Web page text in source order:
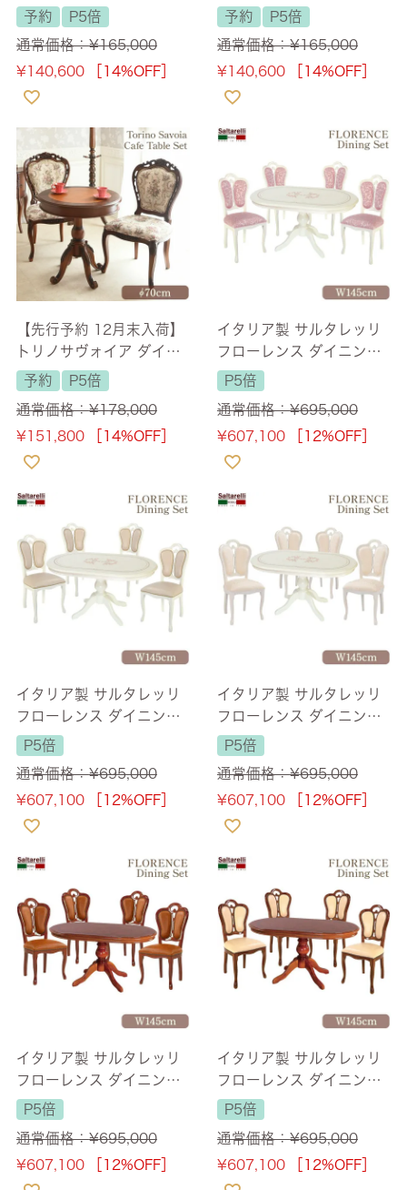
ングセット3P 2人掛け ベ
ージュチェア 幅70cm
【送料無料/設置サービス
付】
予約
P5倍
通常価格：¥165,000
¥140,600 ［14%OFF］
ングセット3P 2人掛け ス
トライプチェア 幅70cm
【送料無料/設置サービス
付】
予約
P5倍
通常価格：¥165,000
¥140,600 ［14%OFF］
【先行予約 12月末入荷】
トリノサヴォイア ダイニ
ングセット3P 2人掛け ゴ
ブランチェア 幅70cm
【送料無料/設置サービス
付】
予約
P5倍
通常価格：¥178,000
¥151,800 ［14%OFF］
イタリア製 サルタレッリ
フローレンス ダイニング
セット5P 4人掛け パール
ホワイト 幅145cm 【送料
無料/設置サービス付】
P5倍
通常価格：¥695,000
¥607,100 ［12%OFF］
イタリア製 サルタレッリ
フローレンス ダイニング
セット5P 4人掛け パール
ホワイト 幅145cm 【送料
無料/設置サービス付】
P5倍
通常価格：¥695,000
¥607,100 ［12%OFF］
イタリア製 サルタレッリ
フローレンス ダイニング
セット5P 4人掛け パール
ホワイト 幅145cm 【送料
無料/設置サービス付】
P5倍
通常価格：¥695,000
¥607,100 ［12%OFF］
イタリア製 サルタレッリ
フローレンス ダイニング
セット5P 4人掛け ブラウ
ン 幅145cm 【送料無料】
P5倍
通常価格：¥695,000
¥607,100 ［12%OFF］
イタリア製 サルタレッリ
フローレンス ダイニング
セット5P 4人掛け ブラウ
ン 幅145cm 【送料無料/
設置サービス付】
P5倍
通常価格：¥695,000
¥607,100 ［12%OFF］